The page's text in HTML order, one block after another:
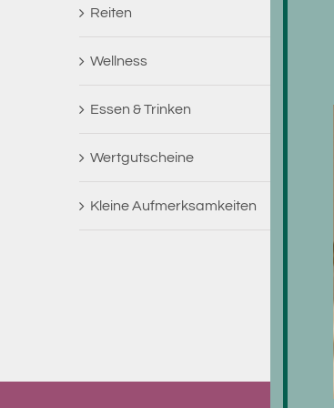
Reiten
Wellness
Essen & Trinken
Wertgutscheine
Kleine Aufmerksamkeiten